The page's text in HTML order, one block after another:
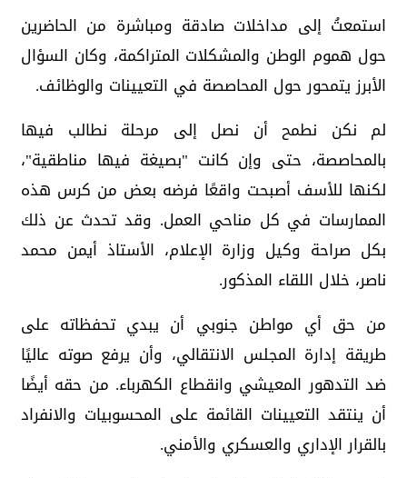
استمعتُ إلى مداخلات صادقة ومباشرة من الحاضرين
حول هموم الوطن والمشكلات المتراكمة، وكان السؤال
الأبرز يتمحور حول المحاصصة في التعيينات والوظائف.
لم نكن نطمح أن نصل إلى مرحلة نطالب فيها
بالمحاصصة، حتى وإن كانت "بصيغة فيها مناطقية"،
لكنها للأسف أصبحت واقعًا فرضه بعض من كرس هذه
الممارسات في كل مناحي العمل. وقد تحدث عن ذلك
بكل صراحة وكيل وزارة الإعلام، الأستاذ أيمن محمد
ناصر، خلال اللقاء المذكور.
من حق أي مواطن جنوبي أن يبدي تحفظاته على
طريقة إدارة المجلس الانتقالي، وأن يرفع صوته عاليًا
ضد التدهور المعيشي وانقطاع الكهرباء. من حقه أيضًا
أن ينتقد التعيينات القائمة على المحسوبيات والانفراد
بالقرار الإداري والعسكري والأمني.